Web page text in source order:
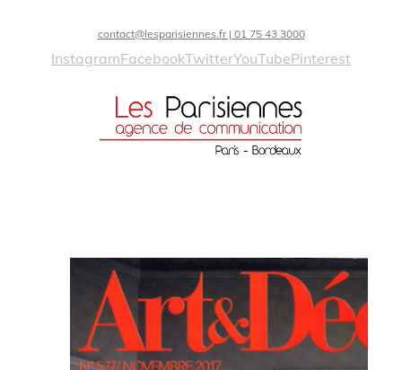
contact@lesparisiennes.fr | 01 75 43 3000
InstagramFacebookTwitterYouTubePinterest